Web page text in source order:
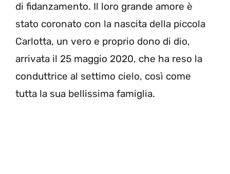
di fidanzamento. Il loro grande amore è
stato coronato con la nascita della piccola
Carlotta, un vero e proprio dono di dio,
arrivata il 25 maggio 2020, che ha reso la
conduttrice al settimo cielo, così come
tutta la sua bellissima famiglia.